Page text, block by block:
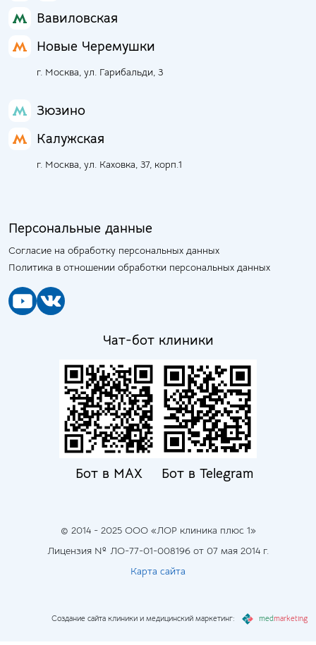
Вавиловская
Новые Черемушки
г. Москва, ул. Гарибальди, 3
Зюзино
Калужская
г. Москва, ул. Каховка, 37, корп.1
Персональные данные
Согласие на обработку персональных данных
Политика в отношении обработки персональных данных
Чат-бот клиники
Бот в MAX Бот в Telegram
© 2014 - 2025 ООО «ЛОР клиника плюс 1»
Лицензия № ЛО-77-01-008196 от 07 мая 2014 г.
Карта сайта
Создание сайта клиники и медицинский маркетинг: medmarketing